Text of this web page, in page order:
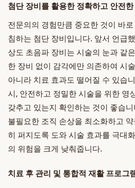
첨단 장비를 활용한 정확하고 안전
전문의의 경험만큼 중요한 것이 바
침하는 첨단 장비입니다. 앞서 언급
상도 초음파 장비는 시술의 눈과 같
한 장비 없이 감각에만 의존하여 시
아니라 치료 효과도 떨어질 수 있습
시, 안전하고 정밀한 시술을 위한 영
갖추고 있는지 확인하는 것이 좋습
불필요한 조직 손상을 최소화하고
히 퍼지도록 도와 시술 효과를 극대
의 위험을 크게 낮춰줍니다.
치료 후 관리 및 통합적 재활 프로그